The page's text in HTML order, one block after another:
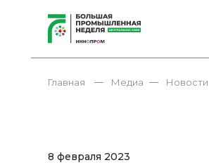
Главная Новости
— Медиа —
8 февраля 2023